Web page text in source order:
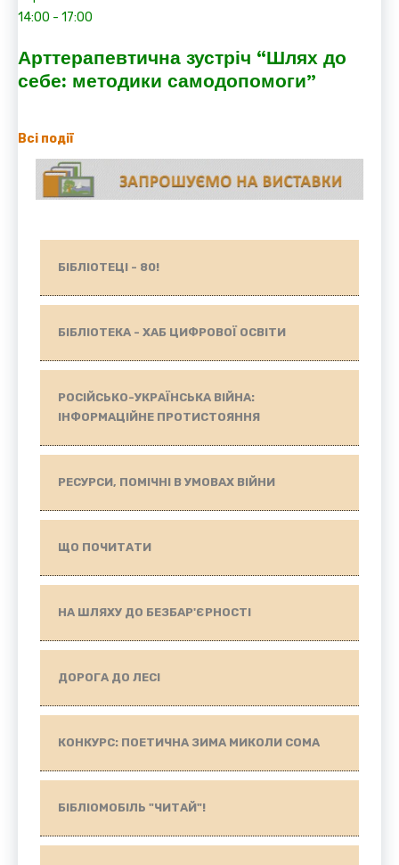
14:00 - 17:00
Арттерапевтична зустріч “Шлях до
себе: методики самодопомоги”
Всі події
БІБЛІОТЕЦІ - 80!
БІБЛІОТЕКА - ХАБ ЦИФРОВОЇ ОСВІТИ
РОСІЙСЬКО-УКРАЇНСЬКА ВІЙНА:
ІНФОРМАЦІЙНЕ ПРОТИСТОЯННЯ
РЕСУРСИ, ПОМІЧНІ В УМОВАХ ВІЙНИ
ЩО ПОЧИТАТИ
НА ШЛЯХУ ДО БЕЗБАР'ЄРНОСТІ
ДОРОГА ДО ЛЕСІ
КОНКУРС: ПОЕТИЧНА ЗИМА МИКОЛИ СОМА
БІБЛІОМОБІЛЬ "ЧИТАЙ"!